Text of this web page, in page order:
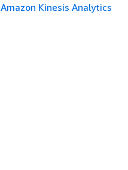
Amazon Kinesis Analytics